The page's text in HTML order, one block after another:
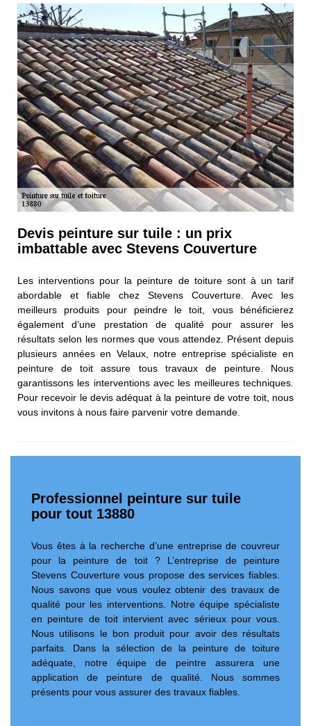
Devis peinture sur tuile : un prix
imbattable avec Stevens Couverture
Les interventions pour la peinture de toiture sont à un tarif
abordable et fiable chez Stevens Couverture. Avec les
meilleurs produits pour peindre le toit, vous bénéficierez
également d’une prestation de qualité pour assurer les
résultats selon les normes que vous attendez. Présent depuis
plusieurs années en Velaux, notre entreprise spécialiste en
peinture de toit assure tous travaux de peinture. Nous
garantissons les interventions avec les meilleures techniques.
Pour recevoir le devis adéquat à la peinture de votre toit, nous
vous invitons à nous faire parvenir votre demande.
Professionnel peinture sur tuile
pour tout 13880
Vous êtes à la recherche d’une entreprise de couvreur
pour la peinture de toit ? L’entreprise de peinture
Stevens Couverture vous propose des services fiables.
Nous savons que vous voulez obtenir des travaux de
qualité pour les interventions. Notre équipe spécialiste
en peinture de toit intervient avec sérieux pour vous.
Nous utilisons le bon produit pour avoir des résultats
parfaits. Dans la sélection de la peinture de toiture
adéquate, notre équipe de peintre assurera une
application de peinture de qualité. Nous sommes
présents pour vous assurer des travaux fiables.